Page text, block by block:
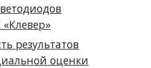
результатов
оценки